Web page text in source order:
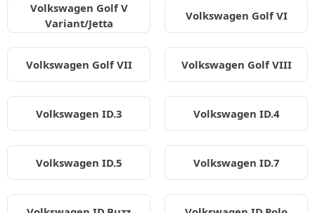
Volkswagen Golf V
Variant/Jetta
Volkswagen Golf VI
Volkswagen Golf VII Volkswagen Golf VIII
Volkswagen ID.3 Volkswagen ID.4
Volkswagen ID.5 Volkswagen ID.7